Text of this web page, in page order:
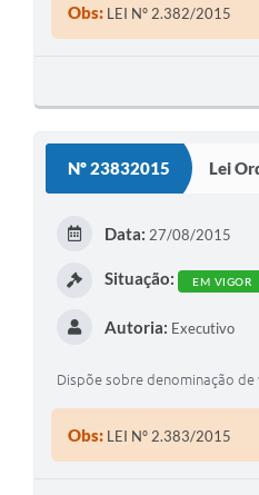
Obs: LEI Nº 2.382/2015
Nº 23832015 Lei
Data: 27/08/2015
Situação: EM VIGOR
Autoria: Executivo
Dispõe sobre denominação de
Obs: LEI Nº 2.383/2015